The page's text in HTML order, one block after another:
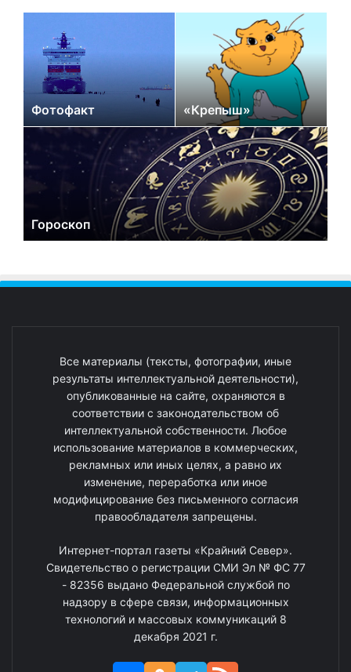
Фотофакт «Крепыш»
Гороскоп
Все материалы (тексты, фотографии, иные
результаты интеллектуальной деятельности),
опубликованные на сайте, охраняются в
соответствии с законодательством об
интеллектуальной собственности. Любое
использование материалов в коммерческих,
рекламных или иных целях, а равно их
изменение, переработка или иное
модифицирование без письменного согласия
правообладателя запрещены.
Интернет-портал газеты «Крайний Север».
Свидетельство о регистрации СМИ Эл № ФС 77
- 82356 выдано Федеральной службой по
надзору в сфере связи, информационных
технологий и массовых коммуникаций 8
декабря 2021 г.